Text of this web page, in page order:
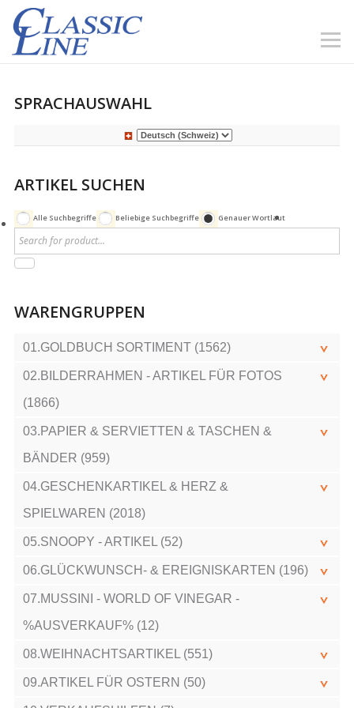
SPRACHAUSWAHL
ARTIKEL SUCHEN
Alle Suchbegriffe Beliebige Suchbegriffe Genauer Wortlaut
WARENGRUPPEN
01.GOLDBUCH SORTIMENT (1562)
02.BILDERRAHMEN - ARTIKEL FÜR FOTOS
(1866)
03.PAPIER & SERVIETTEN & TASCHEN &
BÄNDER (959)
04.GESCHENKARTIKEL & HERZ &
SPIELWAREN (2018)
05.SNOOPY - ARTIKEL (52)
06.GLÜCKWUNSCH- & EREIGNISKARTEN (196)
07.MUSSINI - WORLD OF VINEGAR -
%AUSVERKAUF% (12)
08.WEIHNACHTSARTIKEL (551)
09.ARTIKEL FÜR OSTERN (50)